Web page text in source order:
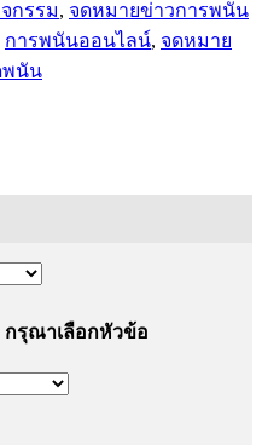
กรรม, จดหมายข่าวการพนัน
การพนันออนไลน์, จดหมาย
พนัน
กรุณาเลือกหัวข้อ